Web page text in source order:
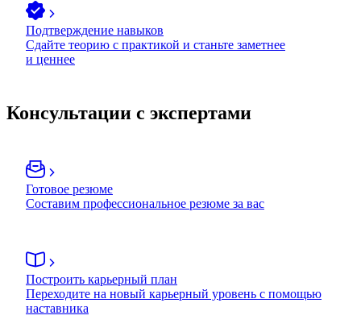
Подтверждение навыков
Сдайте теорию с практикой и станьте заметнее
и ценнее
Консультации с экспертами
Готовое резюме
Составим профессиональное резюме за вас
Построить карьерный план
Переходите на новый карьерный уровень с помощью
наставника